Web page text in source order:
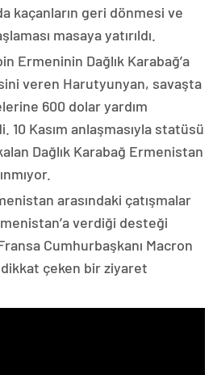
kaçanların geri dönmesi ve
masaya yatırıldı.
Ermeninin Dağlık Karabağ’a
veren Harutyunyan, savaşta
600 dolar yardım
10 Kasım anlaşmasıyla statüsü
Dağlık Karabağ Ermenistan
arasındaki çatışmalar
verdiği desteği
Cumhurbaşkanı Macron
çeken bir ziyaret